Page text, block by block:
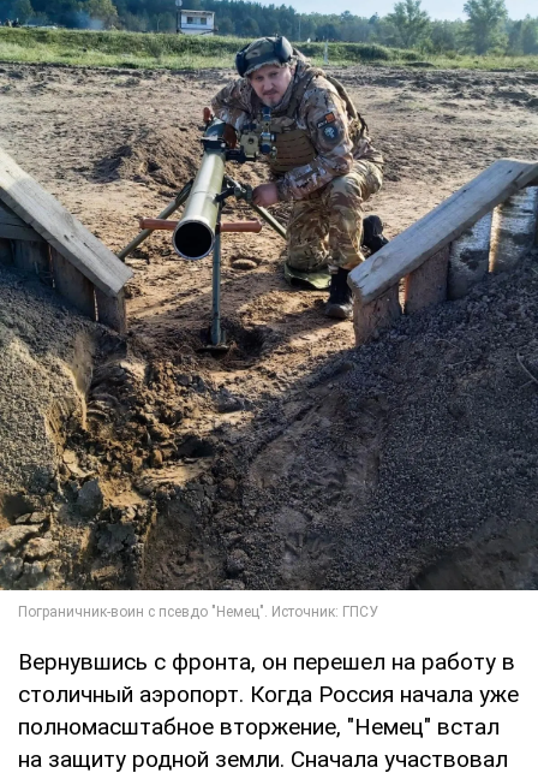
Вернувшись с фронта, он перешел на работу в
столичный аэропорт. Когда Россия начала уже
полномасштабное вторжение, "Немец" встал
на защиту родной земли. Сначала участвовал